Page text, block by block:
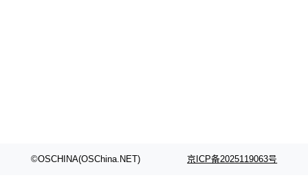
©OSCHINA(OSChina.NET) 京ICP备2025119063号